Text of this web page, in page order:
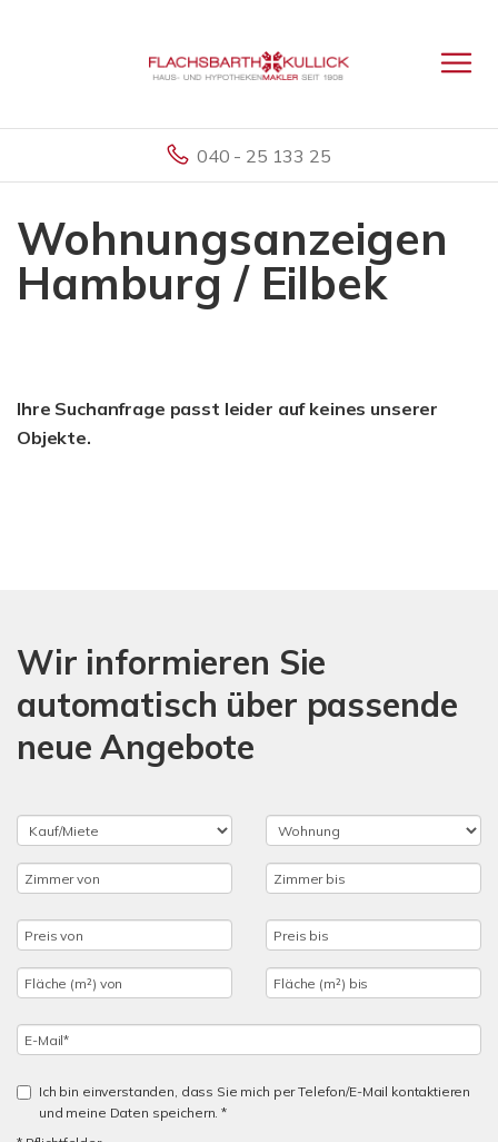
040 - 25 133 25
Wohnungsanzeigen
Hamburg / Eilbek
Ihre Suchanfrage passt leider auf keines unserer
Objekte.
Wir informieren Sie
automatisch über passende
neue Angebote
Ich bin einverstanden, dass Sie mich per Telefon/E-Mail kontaktieren
und meine Daten speichern. *